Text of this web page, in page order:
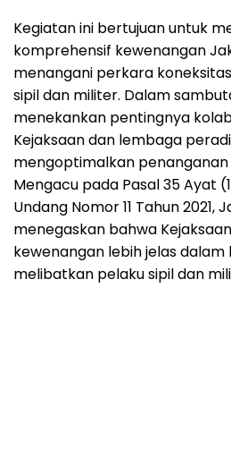
Kegiatan ini bertujuan untuk
komprehensif kewenangan
menangani perkara
sipil dan militer. Dalam
menekankan pentingnya
Kejaksaan dan lembaga
mengoptimalkan
Mengacu pada Pasal 35 Ayat
Undang Nomor 11 Tahun 2021,
menegaskan bahwa
kewenangan lebih jelas dalam
melibatkan pelaku sipil dan